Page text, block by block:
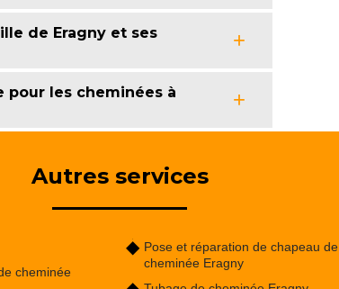
de Eragny et ses
pour les cheminées à
Autres services
cheminée
Pose et réparation de chapeau de
cheminée Eragny